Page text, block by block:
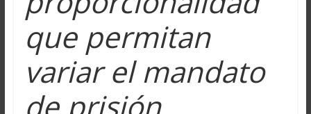
que permitan
variar el mandato
de prisión